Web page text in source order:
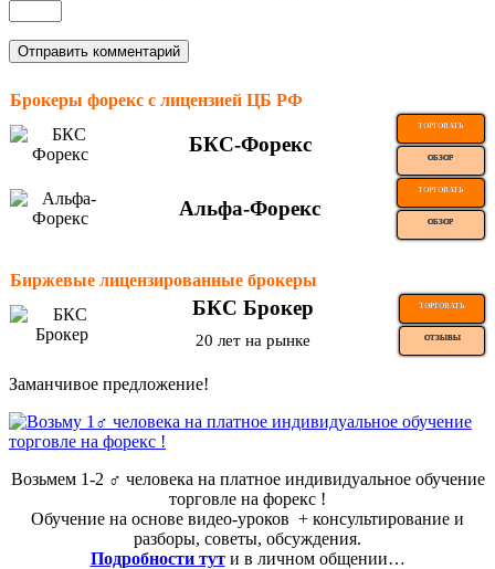
Брокеры форекс с лицензией ЦБ РФ
БКС-Форекс
ТОРГОВАТЬ
ОБЗОР
Альфа-Форекс
ТОРГОВАТЬ
ОБЗОР
Биржевые лицензированные брокеры
БКС Брокер ТОРГОВАТЬ
20 лет на рынке ОТЗЫВЫ
Заманчивое предложение!
Возьмем 1-2 ‍♂️ человека на платное индивидуальное обучение
торговле на форекс !
Обучение на основе видео-уроков ️ + консультирование и
разборы, советы, обсуждения.
Подробности тут и в личном общении…